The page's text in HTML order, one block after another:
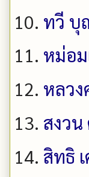
ทวี บุ
หม่อ
หลว
สงว
สิทธิ